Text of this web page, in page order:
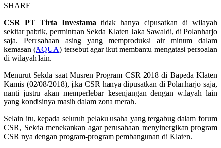
SHARE
CSR PT Tirta Investama tidak hanya dipusatkan di wilayah
sekitar pabrik, permintaan Sekda Klaten Jaka Sawaldi, di Polanharjo
saja. Perusahaan asing yang memproduksi air minum dalam
kemasan (AQUA) tersebut agar ikut membantu mengatasi persoalan
di wilayah lain.
Menurut Sekda saat Musren Program CSR 2018 di Bapeda Klaten
Kamis (02/08/2018), jika CSR hanya dipusatkan di Polanharjo saja,
nanti justru akan memperlebar kesenjangan dengan wilayah lain
yang kondisinya masih dalam zona merah.
Selain itu, kepada seluruh pelaku usaha yang tergabug dalam forum
CSR, Sekda menekankan agar perusahaan menyinergikan program
CSR nya dengan program-program pembangunan di Klaten.